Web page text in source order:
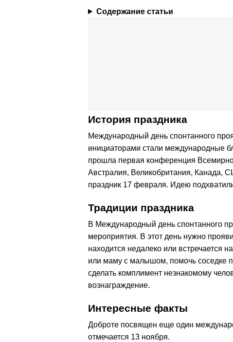
Содержание статьи
История праздника
Международный день спонтанного
инициаторами стали международные
прошла первая конференция
Австралия, Великобритания, Канада,
праздник 17 февраля. Идею
Традиции праздника
В Международный день спонтанного
мероприятия. В этот день нужно
находится недалеко или встречается
или маму с малышом, помочь соседке
сделать комплимент незнакомому
вознаграждение.
Интересные факты
Доброте посвящен еще один
отмечается 13 ноября.